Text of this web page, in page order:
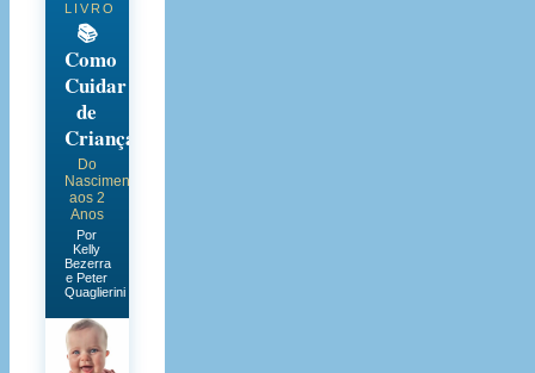
LIVRO
📚
Como
Cuidar
de
Crianças
Do
Nascimento
aos 2
Anos
Por
Kelly
Bezerra
e Peter
Quaglierini